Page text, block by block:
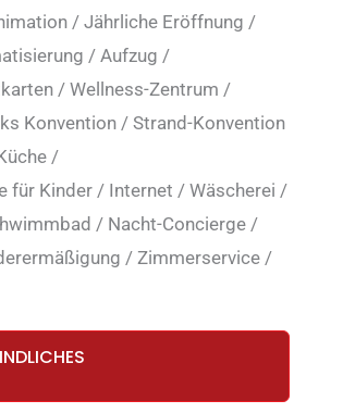
/ Jährliche Eröffnung /
/ Aufzug /
/ Wellness-Zentrum /
Konvention / Strand-Konvention
/
für Kinder/ Internet / Wäscherei /
/ Nacht-Concierge /
/ Zimmerservice /